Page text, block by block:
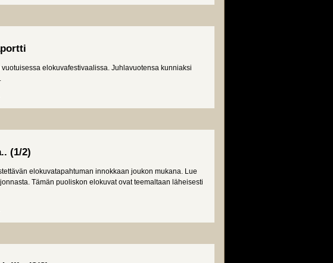
elokuvafestivaalissa. Juhlavuotensa kunniaksi
(1/2)
elokuvatapahtuman innokkaan joukon mukana. Lue
Tämän puoliskon elokuvat ovat teemaltaan läheisesti
(1/2)